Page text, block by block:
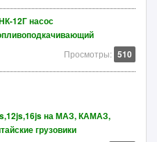
12Г насос
Просмотры: 510
на МАЗ, КАМАЗ,
грузовики